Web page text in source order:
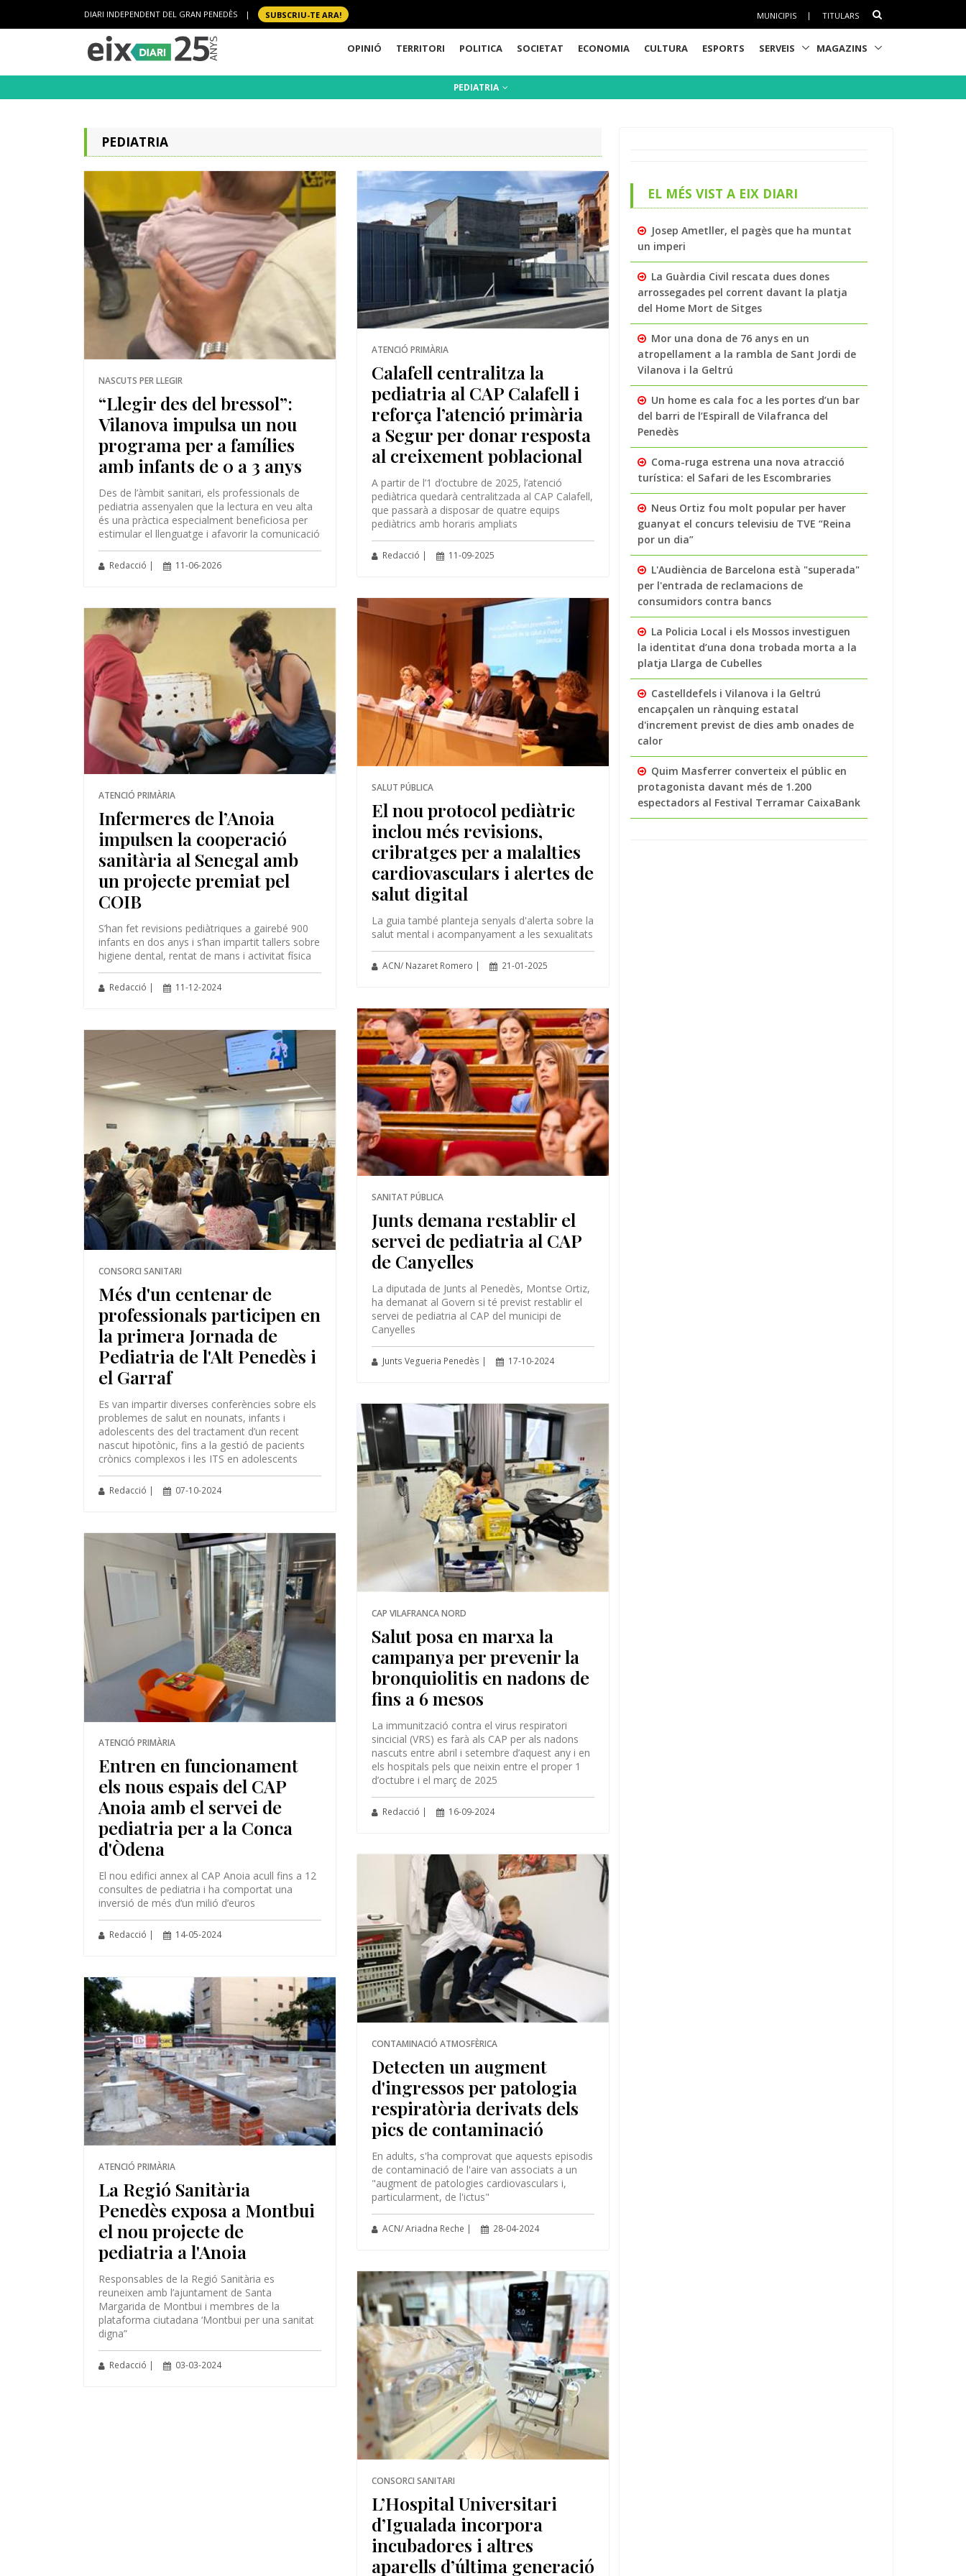
DIARI INDEPENDENT DEL GRAN PENEDÈS | SUBSCRIU-TE ARA! MUNICIPIS | TITULARS
OPINIÓ TERRITORI POLITICA SOCIETAT ECONOMIA CULTURA ESPORTS SERVEIS MAGAZINS
PEDIATRIA
PEDIATRIA
NASCUTS PER LLEGIR
“Llegir des del bressol”:
Vilanova impulsa un nou
programa per a famílies
amb infants de 0 a 3 anys
Des de l’àmbit sanitari, els professionals de
pediatria assenyalen que la lectura en veu alta
és una pràctica especialment beneficiosa per
estimular el llenguatge i afavorir la comunicació
Redacció | 11-06-2026
ATENCIÓ PRIMÀRIA
Calafell centralitza la
pediatria al CAP Calafell i
reforça l’atenció primària
a Segur per donar resposta
al creixement poblacional
A partir de l’1 d’octubre de 2025, l’atenció
pediàtrica quedarà centralitzada al CAP Calafell,
que passarà a disposar de quatre equips
pediàtrics amb horaris ampliats
Redacció | 11-09-2025
SALUT PÚBLICA
El nou protocol pediàtric
inclou més revisions,
cribratges per a malalties
cardiovasculars i alertes de
salut digital
La guia també planteja senyals d'alerta sobre la
salut mental i acompanyament a les sexualitats
ACN/ Nazaret Romero | 21-01-2025
ATENCIÓ PRIMÀRIA
Infermeres de l’Anoia
impulsen la cooperació
sanitària al Senegal amb
un projecte premiat pel
COIB
S’han fet revisions pediàtriques a gairebé 900
infants en dos anys i s’han impartit tallers sobre
higiene dental, rentat de mans i activitat física
Redacció | 11-12-2024
SANITAT PÚBLICA
Junts demana restablir el
servei de pediatria al CAP
de Canyelles
La diputada de Junts al Penedès, Montse Ortiz,
ha demanat al Govern si té previst restablir el
servei de pediatria al CAP del municipi de
Canyelles
Junts Vegueria Penedès | 17-10-2024
CONSORCI SANITARI
Més d'un centenar de
professionals participen en
la primera Jornada de
Pediatria de l'Alt Penedès i
el Garraf
Es van impartir diverses conferències sobre els
problemes de salut en nounats, infants i
adolescents des del tractament d’un recent
nascut hipotònic, fins a la gestió de pacients
crònics complexos i les ITS en adolescents
Redacció | 07-10-2024
CAP VILAFRANCA NORD
Salut posa en marxa la
campanya per prevenir la
bronquiolitis en nadons de
fins a 6 mesos
La immunització contra el virus respiratori
sincicial (VRS) es farà als CAP per als nadons
nascuts entre abril i setembre d’aquest any i en
els hospitals pels que neixin entre el proper 1
d’octubre i el març de 2025
Redacció | 16-09-2024
ATENCIÓ PRIMÀRIA
Entren en funcionament
els nous espais del CAP
Anoia amb el servei de
pediatria per a la Conca
d'Òdena
El nou edifici annex al CAP Anoia acull fins a 12
consultes de pediatria i ha comportat una
inversió de més d’un milió d’euros
Redacció | 14-05-2024
CONTAMINACIÓ ATMOSFÈRICA
Detecten un augment
d'ingressos per patologia
respiratòria derivats dels
pics de contaminació
En adults, s'ha comprovat que aquests episodis
de contaminació de l'aire van associats a un
"augment de patologies cardiovasculars i,
particularment, de l'ictus"
ACN/ Ariadna Reche | 28-04-2024
ATENCIÓ PRIMÀRIA
La Regió Sanitària
Penedès exposa a Montbui
el nou projecte de
pediatria a l'Anoia
Responsables de la Regió Sanitària es
reuneixen amb l’ajuntament de Santa
Margarida de Montbui i membres de la
plataforma ciutadana ‘Montbui per una sanitat
digna”
Redacció | 03-03-2024
CONSORCI SANITARI
L’Hospital Universitari
d’Igualada incorpora
incubadores i altres
aparells d’última generació
EL MÉS VIST A EIX DIARI
Josep Ametller, el pagès que ha muntat
un imperi
La Guàrdia Civil rescata dues dones
arrossegades pel corrent davant la platja
del Home Mort de Sitges
Mor una dona de 76 anys en un
atropellament a la rambla de Sant Jordi de
Vilanova i la Geltrú
Un home es cala foc a les portes d’un bar
del barri de l’Espirall de Vilafranca del
Penedès
Coma-ruga estrena una nova atracció
turística: el Safari de les Escombraries
Neus Ortiz fou molt popular per haver
guanyat el concurs televisiu de TVE “Reina
por un dia”
L'Audiència de Barcelona està "superada"
per l'entrada de reclamacions de
consumidors contra bancs
La Policia Local i els Mossos investiguen
la identitat d’una dona trobada morta a la
platja Llarga de Cubelles
Castelldefels i Vilanova i la Geltrú
encapçalen un rànquing estatal
d'increment previst de dies amb onades de
calor
Quim Masferrer converteix el públic en
protagonista davant més de 1.200
espectadors al Festival Terramar CaixaBank